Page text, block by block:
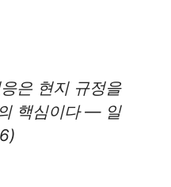
은 현지 규정을
핵심이다 — 일